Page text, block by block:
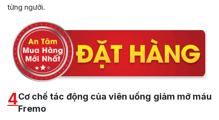
từng người.
4Cơ chế tác động của viên uống giảm mỡ máu
Fremo